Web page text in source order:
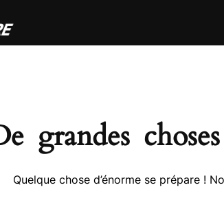
grandes
Quelque chose d’énorme se prépare !